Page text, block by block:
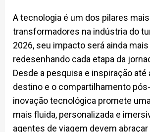
A tecnologia é um dos pilares mais
transformadores na indústria do
2026, seu impacto será ainda
redesenhando cada etapa da
Desde a pesquisa e inspiração até
destino e o compartilhamento
inovação tecnológica promete
mais fluida, personalizada e
agentes de viagem devem